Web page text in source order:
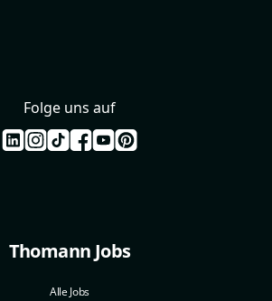
Folge uns auf
Thomann Jobs
Alle Jobs